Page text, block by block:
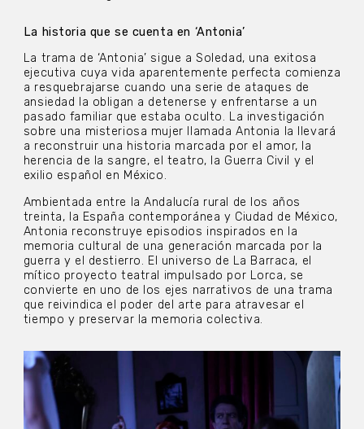
La historia que se cuenta en ‘Antonia’
La trama de ‘Antonia’ sigue a Soledad, una exitosa
ejecutiva cuya vida aparentemente perfecta comienza
a resquebrajarse cuando una serie de ataques de
ansiedad la obligan a detenerse y enfrentarse a un
pasado familiar que estaba oculto. La investigación
sobre una misteriosa mujer llamada Antonia la llevará
a reconstruir una historia marcada por el amor, la
herencia de la sangre, el teatro, la Guerra Civil y el
exilio español en México.
Ambientada entre la Andalucía rural de los años
treinta, la España contemporánea y Ciudad de México,
Antonia reconstruye episodios inspirados en la
memoria cultural de una generación marcada por la
guerra y el destierro. El universo de La Barraca, el
mítico proyecto teatral impulsado por Lorca, se
convierte en uno de los ejes narrativos de una trama
que reivindica el poder del arte para atravesar el
tiempo y preservar la memoria colectiva.